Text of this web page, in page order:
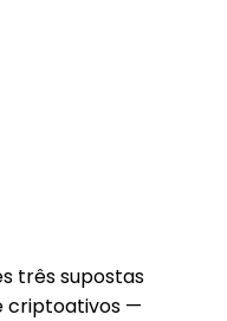
três supostas
criptoativos —